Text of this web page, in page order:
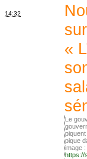
14:32
«
Le
pique
image
https://